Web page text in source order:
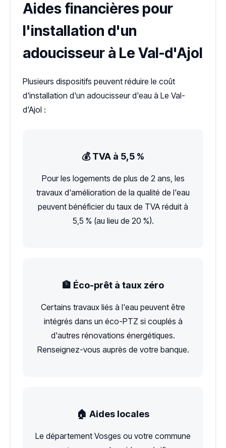
Aides financières pour
l'installation d'un
adoucisseur à Le Val-d'Ajol
Plusieurs dispositifs peuvent réduire le coût
d'installation d'un adoucisseur d'eau à Le Val-
d'Ajol :
💰 TVA à 5,5 %
Pour les logements de plus de 2 ans, les
travaux d'amélioration de la qualité de l'eau
peuvent bénéficier du taux de TVA réduit à
5,5 % (au lieu de 20 %).
🏦 Éco-prêt à taux zéro
Certains travaux liés à l'eau peuvent être
intégrés dans un éco-PTZ si couplés à
d'autres rénovations énergétiques.
Renseignez-vous auprès de votre banque.
🏠 Aides locales
Le département Vosges ou votre commune